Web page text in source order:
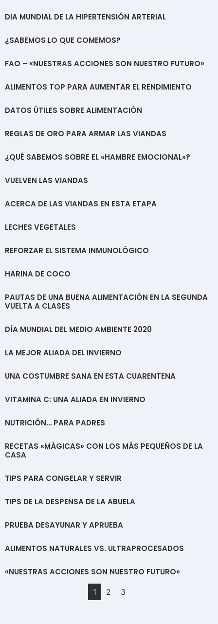
DIA MUNDIAL DE LA HIPERTENSIÓN ARTERIAL
¿SABEMOS LO QUE COMEMOS?
FAO – «NUESTRAS ACCIONES SON NUESTRO FUTURO»
ALIMENTOS TOP PARA AUMENTAR EL RENDIMIENTO
DATOS ÚTILES SOBRE ALIMENTACIÓN
REGLAS DE ORO PARA ARMAR LAS VIANDAS
¿QUÉ SABEMOS SOBRE EL «HAMBRE EMOCIONAL»?
VUELVEN LAS VIANDAS
ACERCA DE LAS VIANDAS EN ESTA ETAPA
LECHES VEGETALES
REFORZAR EL SISTEMA INMUNOLÓGICO
HARINA DE COCO
PAUTAS DE UNA BUENA ALIMENTACIÓN EN LA SEGUNDA
VUELTA A CLASES
DÍA MUNDIAL DEL MEDIO AMBIENTE 2020
LA MEJOR ALIADA DEL INVIERNO
UNA COSTUMBRE SANA EN ESTA CUARENTENA
VITAMINA C: UNA ALIADA EN INVIERNO
NUTRICIÓN… PARA PADRES
RECETAS «MÁGICAS» CON LOS MÁS PEQUEÑOS DE LA
CASA
TIPS PARA CONGELAR Y SERVIR
TIPS DE LA DESPENSA DE LA ABUELA
PRUEBA DESAYUNAR Y APRUEBA
ALIMENTOS NATURALES VS. ULTRAPROCESADOS
«NUESTRAS ACCIONES SON NUESTRO FUTURO»
1 2 3